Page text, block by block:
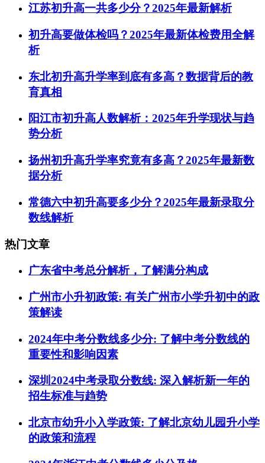
江苏初升高一共多少分？2025年最新解析
初升高要做体检吗？2025年最新体检费用全解
析
东北初升高升学率到底有多高？数据背后的教
育真相
阳江市初升高人数解析：2025年升学现状与趋
势分析
扬州初升高升学率究竟有多高？2025年最新数
据分析
常德六中初升高要多少分？2025年最新录取分
数线解析
热门文章
广东省中考总分解析，了解满分构成
广州市小升初政策: 有关广州市小学升初中的政
策解读
2024年中考分数线多少分: 了解中考分数线的
重要性和影响因素
深圳2024中考录取分数线: 深入解析新一年的
招生标准与趋势
北京市幼升小入学政策: 了解北京幼儿园升小学
的政策和流程